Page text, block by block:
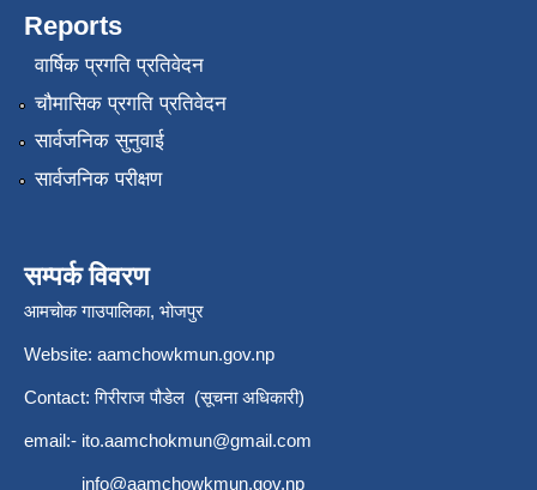
Reports
वार्षिक प्रगति प्रतिवेदन
चौमासिक प्रगति प्रतिवेदन
सार्वजनिक सुनुवाई
सार्वजनिक परीक्षण
सम्पर्क विवरण
आमचोक गाउपालिका, भोजपुर
Website: aamchowkmun.gov.np
Contact: गिरीराज पौडेल (सूचना अधिकारी)
email:- ito.aamchokmun@gmail.com
info@aamchowkmun.gov.np